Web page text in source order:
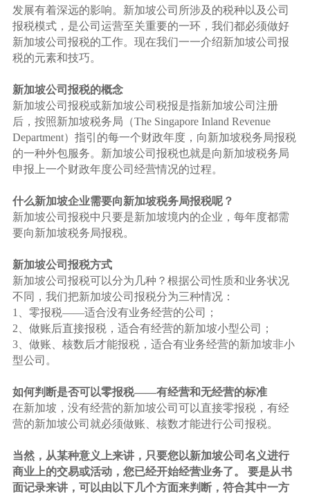
发展有着深远的影响。新加坡公司所涉及的税种以及公司
报税模式，是公司运营至关重要的一环，我们都必须做好
新加坡公司报税的工作。现在我们一一介绍新加坡公司报
税的元素和技巧。
新加坡公司报税的概念
新加坡公司报税或新加坡公司税报是指新加坡公司注册
后，按照新加坡税务局（The Singapore Inland Revenue
Department）指引的每一个财政年度，向新加坡税务局报税
的一种外包服务。新加坡公司报税也就是向新加坡税务局
申报上一个财政年度公司经营情况的过程。
什么新加坡企业需要向新加坡税务局报税呢？
新加坡公司报税中只要是新加坡境内的企业，每年度都需
要向新加坡税务局报税。
新加坡公司报税方式
新加坡公司报税可以分为几种？根据公司性质和业务状况
不同，我们把新加坡公司报税分为三种情况：
1、零报税——适合没有业务经营的公司；
2、做账后直接报税，适合有经营的新加坡小型公司；
3、做账、核数后才能报税，适合有业务经营的新加坡非小
型公司。
如何判断是否可以零报税——有经营和无经营的标准
在新加坡，没有经营的新加坡公司可以直接零报税，有经
营的新加坡公司就必须做账、核数才能进行公司报税。
当然，从某种意义上来讲，只要您以新加坡公司名义进行
商业上的交易或活动，您已经开始经营业务了。 要是从书
面记录来讲，可以由以下几个方面来判断，符合其中一方